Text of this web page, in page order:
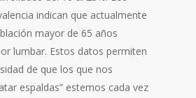
indican que actualmente
mayor de 65 años
lumbar. Estos datos permiten
de que los que nos
espaldas” estemos cada vez